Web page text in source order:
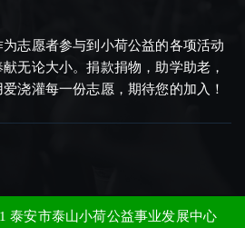
志愿者参与到小荷公益的各项活动
无论大小。捐款捐物，助学助老，
浇灌每一份志愿，期待您的加入！
泰安市泰山小荷公益事业发展中心